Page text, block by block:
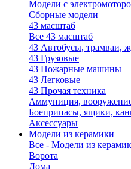
Модели с
Сборные модели
43 масштаб
Все 43 масштаб
43 Автобусы, трамваи,
43 Грузовые
43 Пожарные машины
43 Легковые
43 Прочая техника
Аммуниция,
Боеприпасы, ящики,
Аксессуары
Модели из керамики
Все - Модели из
Ворота
Дома